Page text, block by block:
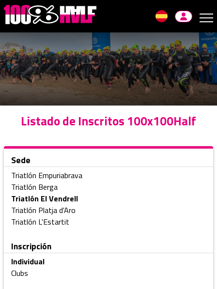
Skip
to
navigation
Skip
to
content
Listado de Inscritos 100x100Half
Sede
Triatlón Empuriabrava
Triatlón Berga
Triatlón El Vendrell
Triatlón Platja d'Aro
Triatlón L'Estartit
Inscripción
Individual
Clubs